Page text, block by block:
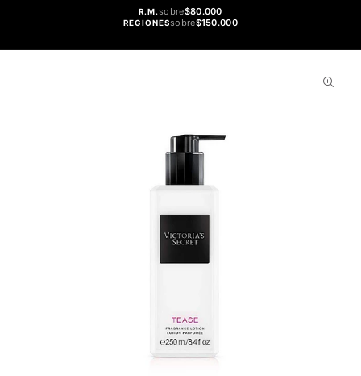
R.M.sobre$80.000
REGIONESsobre$150.000